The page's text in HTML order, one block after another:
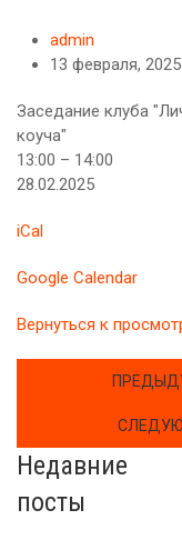
admin
13 февраля, 2025
Заседание клуба
коуча"
13:00 – 14:00
28.02.2025
iCal
Google Calendar
Вернуться к
Недавние
посты